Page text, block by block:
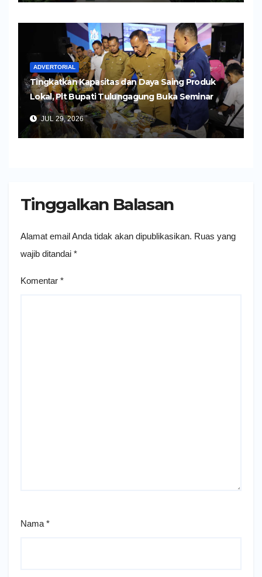
ADVERTORIAL
Tingkatkan Kapasitas dan Daya Saing Produk
Lokal, Plt Bupati Tulungagung Buka Seminar
Impor dan Ekspor Produk UMKM
JUL 29, 2026
Tinggalkan Balasan
Alamat email Anda tidak akan dipublikasikan. Ruas yang
wajib ditandai *
Komentar *
Nama *